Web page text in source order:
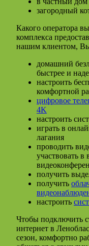
загородный
Какого оператора
комплекса
нашим клиентом,
домашний
быстрее и
настроить
комфортной
цифровое
4K
настроить
играть в
лагания
проводить
участвовать
получить
получить
настроить
Чтобы подключить
интернет в
сезон, комфортно